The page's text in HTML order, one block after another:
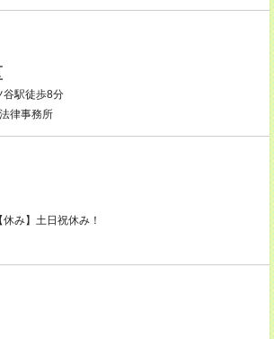
谷駅徒歩8分
律事務所
み】土日祝休み！